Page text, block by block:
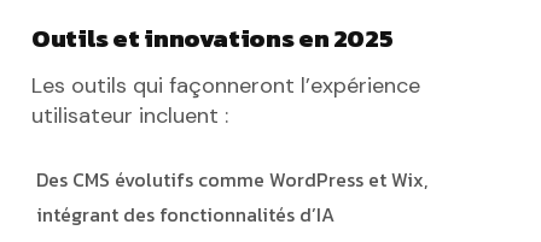
Outils et innovations en 2025
Les outils qui façonneront l’expérience
utilisateur incluent :
Des CMS évolutifs comme WordPress et Wix,
intégrant des fonctionnalités d’IA